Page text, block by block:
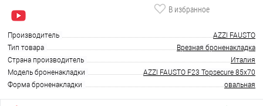
В избранное
Производитель
AZZI FAUSTO
Тип товара
Врезная броненакладка
Страна производитель
Италия
Модель броненакладки
AZZI FAUSTO F23 Topsecure 85x70
Форма броненакладки
овальная